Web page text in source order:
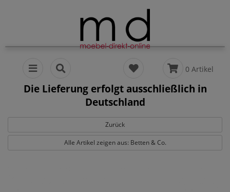
0 Artikel
Die Lieferung erfolgt ausschließlich in
Deutschland
Zurück
Alle Artikel zeigen aus: Betten & Co.